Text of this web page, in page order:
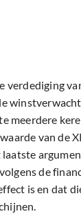
verdediging
meerdere
van de
de
is en dat